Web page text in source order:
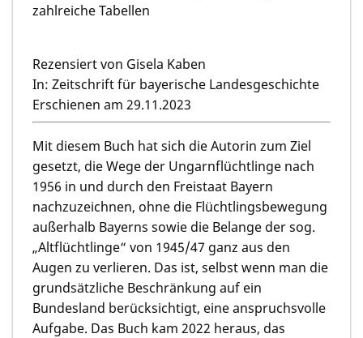
zahlreiche Tabellen
Rezensiert von Gisela Kaben
In: Zeitschrift für bayerische Landesgeschichte
Erschienen am 29.11.2023
Mit diesem Buch hat sich die Autorin zum Ziel
gesetzt, die Wege der Ungarnflüchtlinge nach
1956 in und durch den Freistaat Bayern
nachzuzeichnen, ohne die Flüchtlingsbewegung
außerhalb Bayerns sowie die Belange der sog.
„Altflüchtlinge“ von 1945/47 ganz aus den
Augen zu verlieren. Das ist, selbst wenn man die
grundsätzliche Beschränkung auf ein
Bundesland berücksichtigt, eine anspruchsvolle
Aufgabe. Das Buch kam 2022 heraus, das